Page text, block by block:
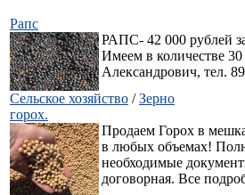
Рапс
РАПС- 42 000 рублей
Имеем в количестве
Александрович, тел.
Сельское хозяйство /Зерно
горох.
Продаем Горох в
в любых объемах!
необходимые
договорная. Все